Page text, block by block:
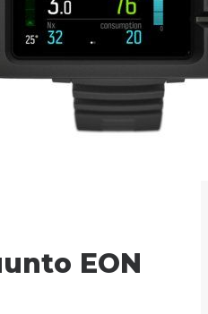
EON